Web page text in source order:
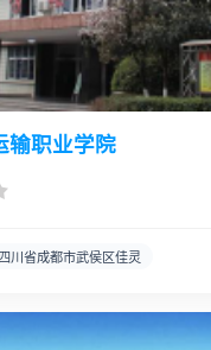
输职业学院
四川省成都市武侯区佳灵